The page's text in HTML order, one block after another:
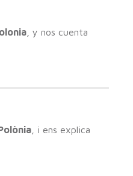
, y nos cuenta
, i ens explica